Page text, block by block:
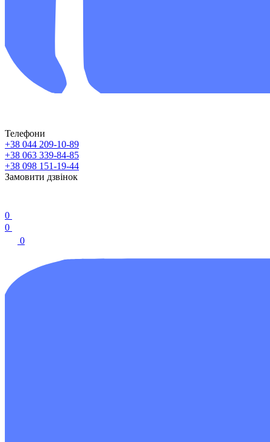
Телефони
+38 044 209-10-89
+38 063 339-84-85
+38 098 151-19-44
Замовити дзвінок
0
0
0